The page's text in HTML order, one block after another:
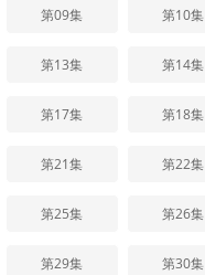
第09集 第10集
第13集 第14集
第17集 第18集
第21集 第22集
第25集 第26集
第29集 第30集